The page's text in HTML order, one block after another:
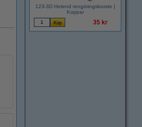
123-3D Hotend rengöringsborste |
Koppar
35 kr